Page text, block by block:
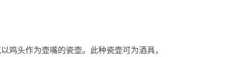
鸡头作为壶嘴的瓷壶。此种瓷壶可为酒具，